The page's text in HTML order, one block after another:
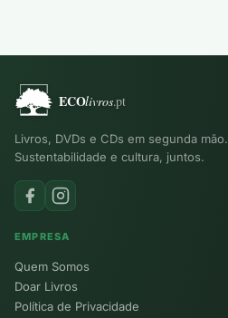
Livros, DVDs e CDs em segunda mão.
Sustentabilidade e cultura, juntos.
EMPRESA
Quem Somos
Doar Livros
Política de Privacidade